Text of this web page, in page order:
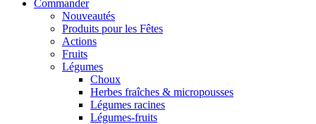
Commander
Nouveautés
Produits pour les Fêtes
Actions
Fruits
Légumes
Choux
Herbes fraîches & micropousses
Légumes racines
Légumes-fruits